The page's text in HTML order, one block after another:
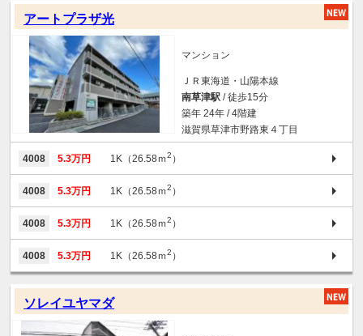
アートプラザ光
マンション
ＪＲ東海道・山陽本線
南草津駅 / 徒歩15分
築年 24年 / 4階建
滋賀県草津市野路東４丁目
4008 5.3万円 1K（26.58ｍ2 ）
4008 5.3万円 1K（26.58ｍ2 ）
4008 5.3万円 1K（26.58ｍ2 ）
4008 5.3万円 1K（26.58ｍ2 ）
ソレイユヤマダ